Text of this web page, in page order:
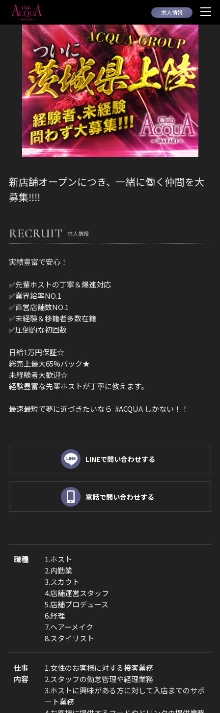
求人情報
新店舗オープンにつき、一緒に働く仲間を大
募集‼️‼️
RECRUIT 求人情報
実績豊富で安心！
✅先輩ホストの丁寧＆爆速対応
✅業界給率NO.1
✅直営店舗数NO.1
✅未経験＆移籍者多数在籍
✅圧倒的な初回数
日給1万円保証☆
総売上最大65%バック★
未経験者大歓迎☆
経験豊富な先輩ホストが丁寧に教えます。
最速最短で夢に近づきたいなら #ACQUA しかない！！
LINEで問い合わせする
電話で問い合わせする
職種
1.ホスト
2.内勤業
3.スカウト
4.店舗運営スタッフ
5.店舗プロデュース
6.経理
7.ヘアーメイク
8.スタイリスト
仕事
内容
1.女性のお客様に対する接客業務
2.スタッフの勤怠管理や経理業務
3.ホストに興味がある方に対して入店までのサポ
ート業務